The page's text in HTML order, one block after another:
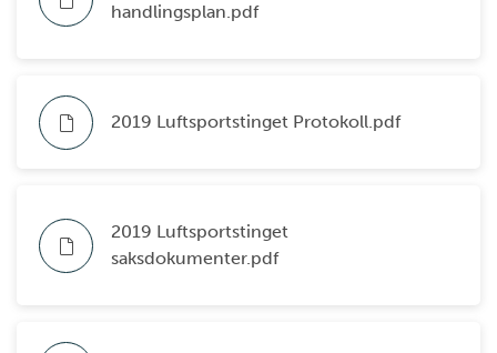
handlingsplan.pdf
2019 Luftsportstinget Protokoll.pdf
2019 Luftsportstinget
saksdokumenter.pdf